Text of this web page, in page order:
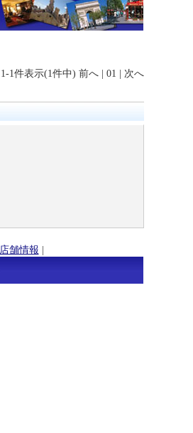
1-1件表示(1件中) 前へ | 01 | 次へ
店舗情報 |